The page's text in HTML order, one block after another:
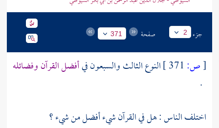
جزء 2 صفحة 371
[ص: النوع الثالث والسبعون فيأفضل القرآن وفضائله
.
اختلف الناس : هل في القرآن شيء أفضل من شيء ؟